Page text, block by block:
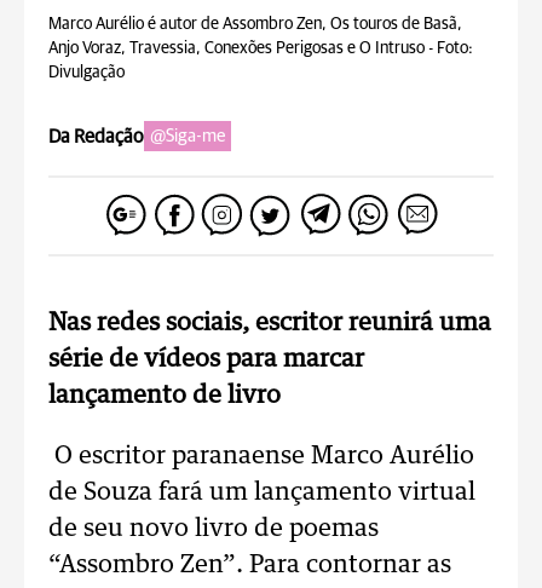
Marco Aurélio é autor de Assombro Zen, Os touros de Basã,
Anjo Voraz, Travessia, Conexões Perigosas e O Intruso - Foto:
Divulgação
Da Redação @Siga-me
Nas redes sociais, escritor reunirá uma
série de vídeos para marcar
lançamento de livro
O escritor paranaense Marco Aurélio
de Souza fará um lançamento virtual
de seu novo livro de poemas
“Assombro Zen”. Para contornar as